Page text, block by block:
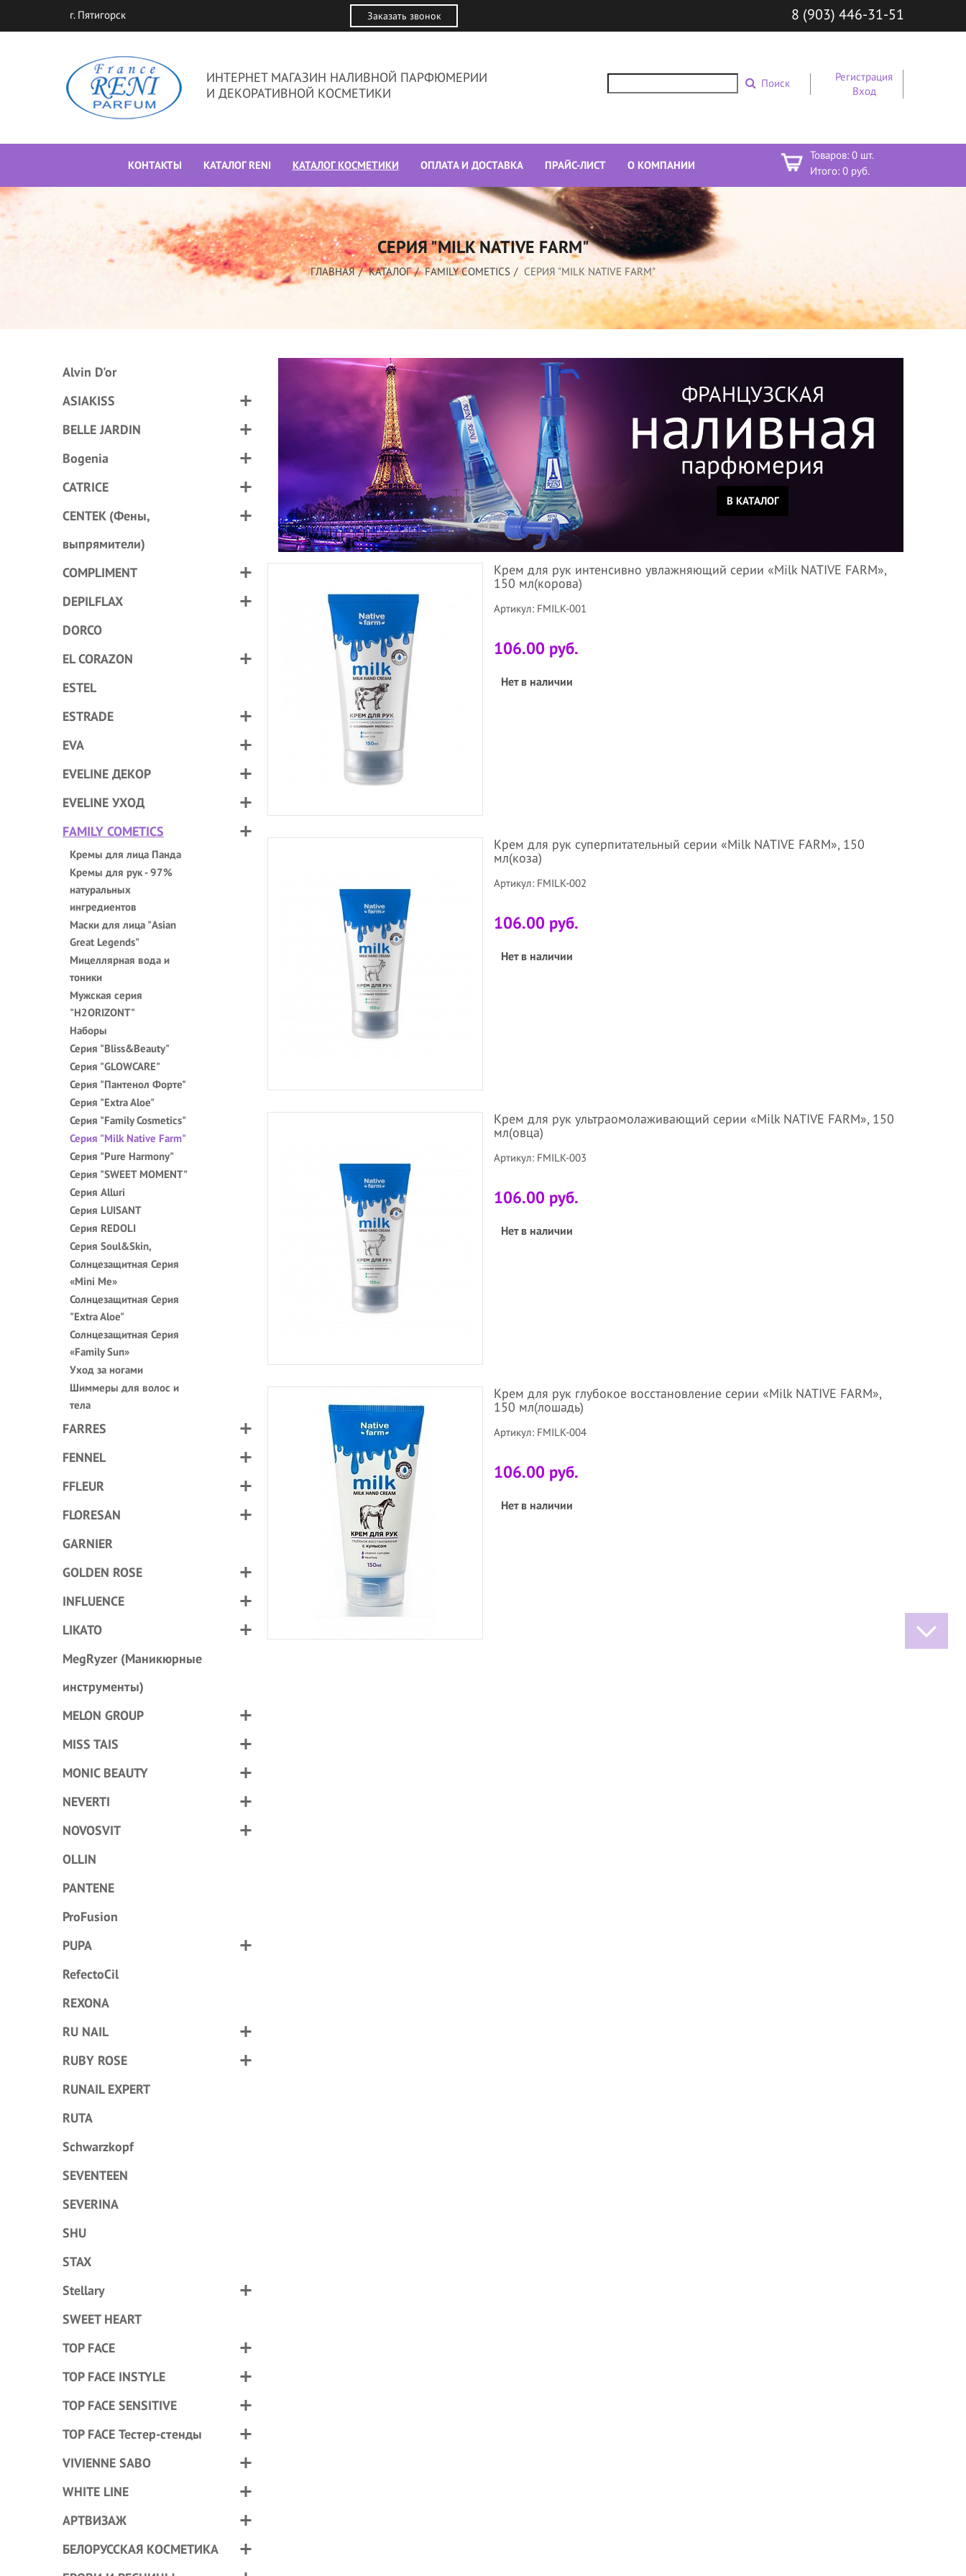
г. Пятигорск Заказать звонок 8 (903) 446-31-51
ИНТЕРНЕТ МАГАЗИН НАЛИВНОЙ ПАРФЮМЕРИИ
И ДЕКОРАТИВНОЙ КОСМЕТИКИ
Поиск
Регистрация
Вход
КОНТАКТЫ КАТАЛОГ RENI КАТАЛОГ КОСМЕТИКИ ОПЛАТА И ДОСТАВКА ПРАЙС-ЛИСТ О КОМПАНИИ
Товаров: 0 шт.
Итого: 0 руб.
СЕРИЯ "MILK NATIVE FARM"
ГЛАВНАЯ КАТАЛОГ FAMILY COMETICS СЕРИЯ "MILK NATIVE FARM"
Alvin D'or
ASIAKISS
BELLE JARDIN
Bogenia
CATRICE
CENTEK (Фены,
выпрямители)
COMPLIMENT
DEPILFLAX
DORCO
EL CORAZON
ESTEL
ESTRADE
EVA
EVELINE ДЕКОР
EVELINE УХОД
FAMILY COMETICS
Кремы для лица Панда
Кремы для рук - 97%
натуральных
ингредиентов
Маски для лица "Asian
Great Legends"
Мицеллярная вода и
тоники
Мужская серия
"H2ORIZONT"
Наборы
Серия "Bliss&Beauty"
Серия "GLOWCARE"
Серия "Пантенол Форте"
Серия "Extra Aloe"
Серия "Family Cosmetics"
Серия "Milk Native Farm"
Серия "Pure Harmony"
Серия "SWEET MOMENT"
Серия Alluri
Серия LUISANT
Серия REDOLI
Серия Soul&Skin,
Солнцезащитная Серия
«Mini Me»
Солнцезащитная Серия
"Extra Aloe"
Солнцезащитная Серия
«Family Sun»
Уход за ногами
Шиммеры для волос и
тела
FARRES
FENNEL
FFLEUR
FLORESAN
GARNIER
GOLDEN ROSE
INFLUENCE
LIKATO
MegRyzer (Маникюрные
инструменты)
MELON GROUP
MISS TAIS
MONIC BEAUTY
NEVERTI
NOVOSVIT
OLLIN
PANTENE
ProFusion
PUPA
RefectoCil
REXONA
RU NAIL
RUBY ROSE
RUNAIL EXPERT
RUTA
Schwarzkopf
SEVENTEEN
SEVERINA
SHU
STAX
Stellary
SWEET HEART
TOP FACE
TOP FACE INSTYLE
TOP FACE SENSITIVE
TOP FACE Тестер-стенды
VIVIENNE SABO
WHITE LINE
АРТВИЗАЖ
БЕЛОРУССКАЯ КОСМЕТИКА
ФРАНЦУЗСКАЯ
наливная
парфюмерия
В КАТАЛОГ
Крем для рук интенсивно увлажняющий серии «Milk NATIVE FARM»,
150 мл(корова)
Артикул: FMILK-001
106.00 руб.
Нет в наличии
Крем для рук суперпитательный серии «Milk NATIVE FARM», 150
мл(коза)
Артикул: FMILK-002
106.00 руб.
Нет в наличии
Крем для рук ультраомолаживающий серии «Milk NATIVE FARM», 150
мл(овца)
Артикул: FMILK-003
106.00 руб.
Нет в наличии
Крем для рук глубокое восстановление серии «Milk NATIVE FARM»,
150 мл(лошадь)
Артикул: FMILK-004
106.00 руб.
Нет в наличии